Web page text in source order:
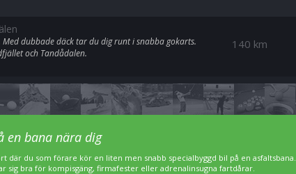
140 km
dubbade däck tar du dig runt i snabba gokarts.
och Tandådalen.
en bana nära dig
där du som förare kör en liten men snabb specialbyggd bil på en asfaltsbana.
sig bra för kompisgäng, firmafester eller adrenalinsugna fartdårar.